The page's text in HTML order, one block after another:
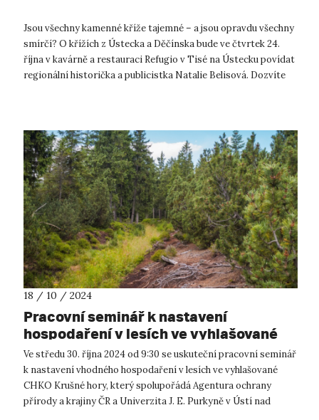
Jsou všechny kamenné kříže tajemné – a jsou opravdu všechny
smírčí? O křížích z Ústecka a Děčínska bude ve čtvrtek 24.
října v kavárně a restauraci Refugio v Tisé na Ústecku povídat
regionální historička a publicistka Natalie Belisová. Dozvíte
18 / 10 / 2024
Pracovní seminář k nastavení
hospodaření v lesích ve vyhlašované
CHKO Krušné hory
Ve středu 30. října 2024 od 9:30 se uskuteční pracovní seminář
k nastavení vhodného hospodaření v lesích ve vyhlašované
CHKO Krušné hory, který spolupořádá Agentura ochrany
přírody a krajiny ČR a Univerzita J. E. Purkyně v Ústí nad